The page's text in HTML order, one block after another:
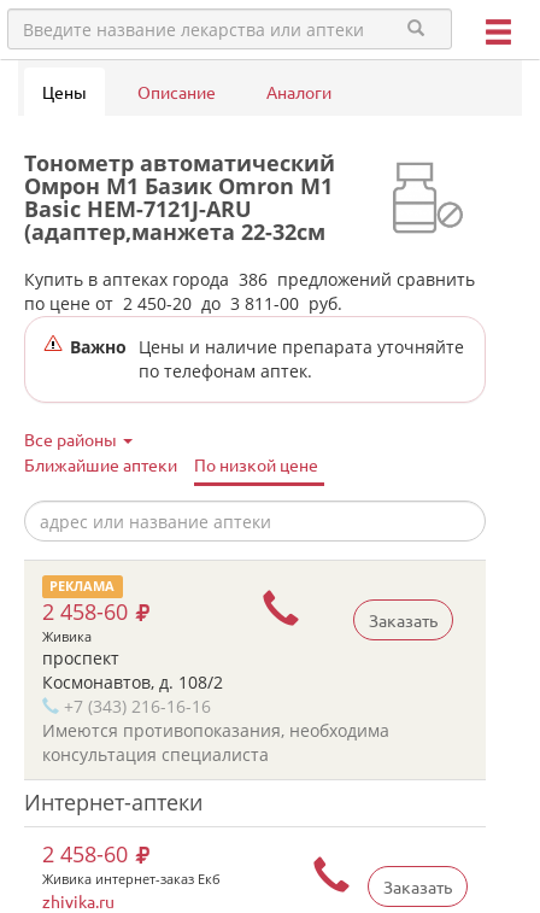
Цены Описание Аналоги
Тонометр автоматический
Омрон M1 Базик Omron M1
Basic HEM-7121J-ARU
(адаптер,манжета 22-32см
веерообразная ) Хелткеа
Ко.Лтд Япония/Китай в
аптеках города
Екатеринбурга
Купить в аптеках города 386 предложений сравнить
по цене от 2 450-20 до 3 811-00 руб.
Важно
Цены и наличие препарата уточняйте
по телефонам аптек.
Все районы
Ближайшие аптеки
По низкой цене
РЕКЛАМА
Заказать
2 458-60
Живика
проспект
Космонавтов, д. 108/2
+7 (343) 216-16-16
Имеются противопоказания, необходима
консультация специалиста
Интернет-аптеки
Заказать
2 458-60
Живика интернет-заказ Екб
zhivika.ru